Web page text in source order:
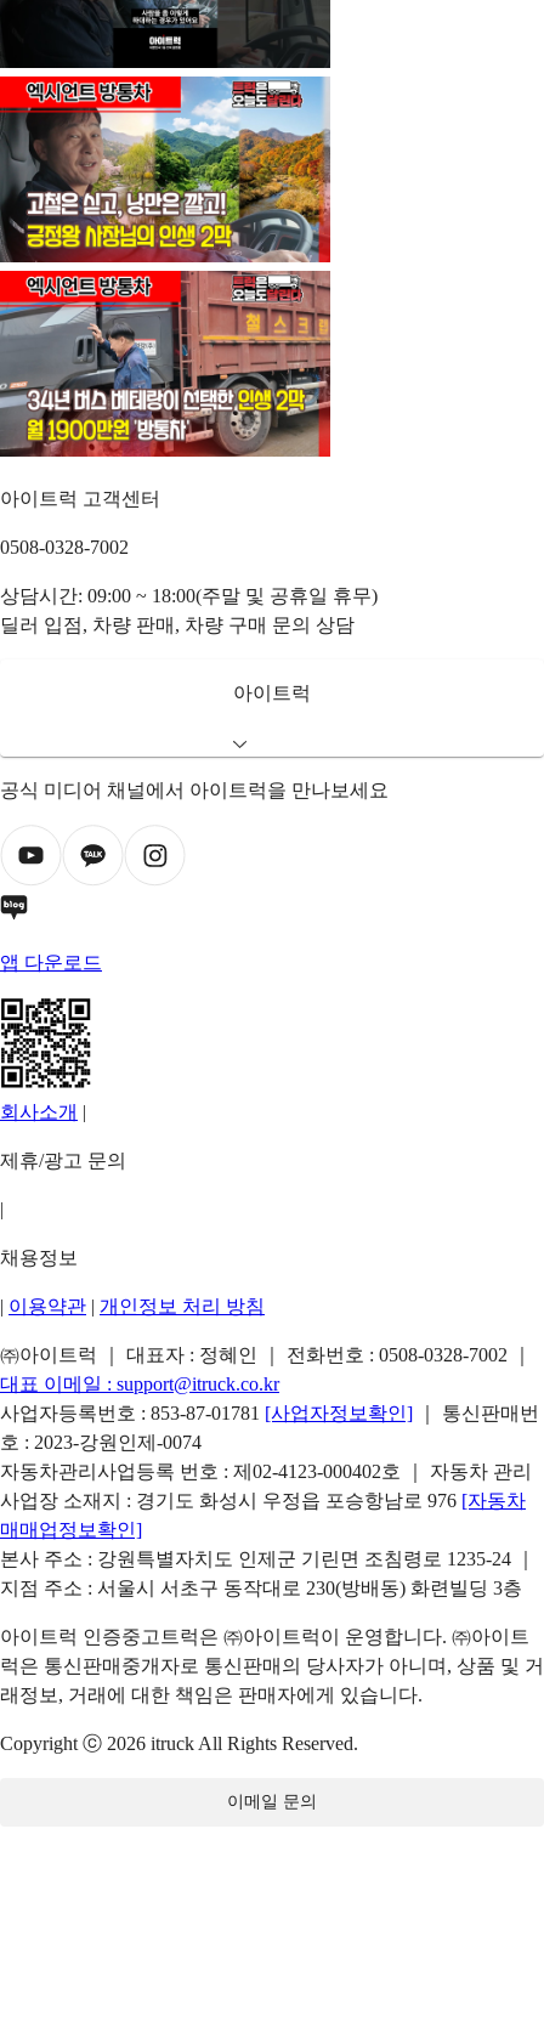
아이트럭 고객센터
0508-0328-7002
상담시간: 09:00 ~ 18:00(주말 및 공휴일 휴무)
딜러 입점, 차량 판매, 차량 구매 문의 상담
아이트럭
공식 미디어 채널에서 아이트럭을 만나보세요
앱 다운로드
회사소개 |
제휴/광고 문의
|
채용정보
| 이용약관 | 개인정보 처리 방침
㈜아이트럭 ｜ 대표자 : 정혜인 ｜ 전화번호 : 0508-0328-7002
대표 이메일 : support@itruck.co.kr
사업자등록번호 : 853-87-01781 [사업자정보확인]
｜ 통신판매번
호 : 2023-강원인제-0074
자동차관리사업등록 번호 : 제02-4123-000402호 ｜ 자동차 관리
사업장 소재지 : 경기도 화성시 우정읍 포승항남로 976 [자동차
매매업정보확인]
본사 주소 : 강원특별자치도 인제군 기린면 조침령로 1235-24 ｜
지점 주소 : 서울시 서초구 동작대로 230(방배동) 화련빌딩 3층
아이트럭 인증중고트럭은 ㈜아이트럭이 운영합니다. ㈜아이트
럭은 통신판매중개자로 통신판매의 당사자가 아니며, 상품 및 거
래정보, 거래에 대한 책임은 판매자에게 있습니다.
Copyright ⓒ 2026 itruck All Rights Reserved.
이메일 문의